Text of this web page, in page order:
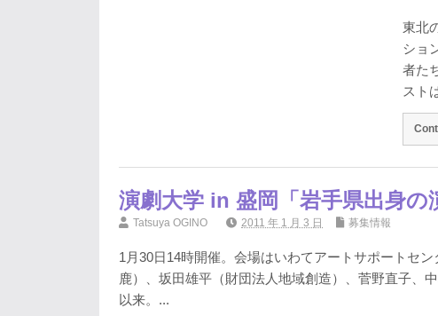
東北
ショ
者た
スト
演劇大学 in 盛岡「岩手県出身の
Tatsuya OGINO 2011 年 1 月 3 日 募集情報
1月30日14時開催。会場はいわてアートサポートセ
鹿）、坂田雄平（財団法人地域創造）、菅野直子、
以来。...